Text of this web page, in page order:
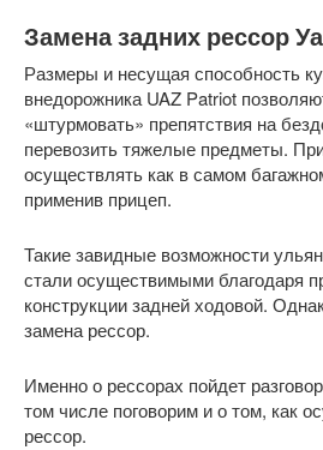
Замена задних рессор
Размеры и несущая способность
внедорожника UAZ Patriot
«штурмовать» препятствия на
перевозить тяжелые предметы.
осуществлять как в самом
применив прицеп.
Такие завидные возможности
стали осуществимыми благодаря
конструкции задней ходовой.
замена рессор.
Именно о рессорах пойдет
том числе поговорим и о том, как
рессор.